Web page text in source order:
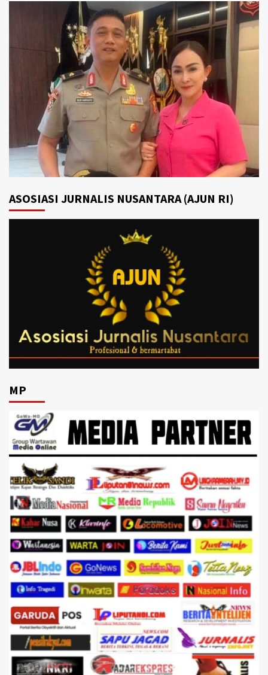
ASOSIASI JURNALIS NUSANTARA (AJUN RI)
MP